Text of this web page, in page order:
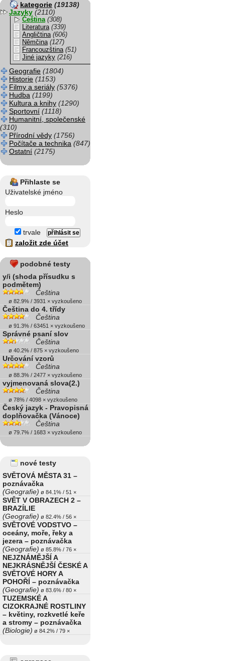
kategorie (19138)
Jazyky (2110)
Čeština (308)
Literatura (339)
Angličtina (606)
Němčina (127)
Francouzština (51)
Jiné jazyky (216)
Geografie (1804)
Historie (1153)
Filmy a seriály (5376)
Hudba (1199)
Kultura a knihy (1290)
Sportovní (1118)
Humanitní, společenské
(310)
Přírodní vědy (1756)
Počítače a technika (847)
Ostatní (2175)
Přihlaste se
Uživatelské jméno
Heslo
trvale
založit zde účet
podobné testy
y/i (shoda přísudku s
podmětem)
Čeština
ø 82.9% / 3931 × vyzkoušeno
Čeština do 4. třídy
Čeština
ø 91.3% / 63451 × vyzkoušeno
Správné psaní slov
Čeština
ø 40.2% / 875 × vyzkoušeno
Určování vzorů
Čeština
ø 88.3% / 2477 × vyzkoušeno
vyjmenovaná slova(2.)
Čeština
ø 78% / 4098 × vyzkoušeno
Český jazyk - Pravopisná
doplňovačka (Vánoce)
Čeština
ø 79.7% / 1683 × vyzkoušeno
nové testy
SVĚTOVÁ MĚSTA 31 –
poznávačka
(Geografie) ø 84.1% / 51 ×
SVĚT V OBRAZECH 2 –
BRAZÍLIE
(Geografie) ø 82.4% / 56 ×
SVĚTOVÉ VODSTVO –
oceány, moře, řeky a
jezera – poznávačka
(Geografie) ø 85.8% / 76 ×
NEJZNÁMĚJŠÍ A
NEJKRÁSNĚJŠÍ ČESKÉ A
SVĚTOVÉ HORY A
POHOŘÍ – poznávačka
(Geografie) ø 83.6% / 80 ×
TUZEMSKÉ A
CIZOKRAJNÉ ROSTLINY
– květiny, rozkvetlé keře
a stromy – poznávačka
(Biologie) ø 84.2% / 79 ×